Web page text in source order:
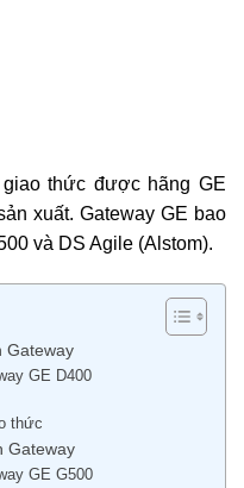
thức được hãng GE
xuất. Gateway GE bao
và DS Agile (Alstom).
Gateway
GE D400
thức
Gateway
GE G500